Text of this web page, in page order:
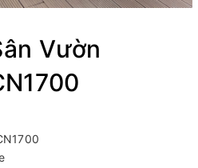
Vườn